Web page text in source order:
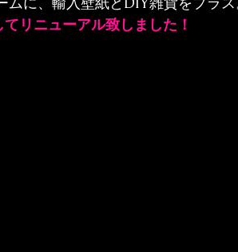
リニューアル致しました！